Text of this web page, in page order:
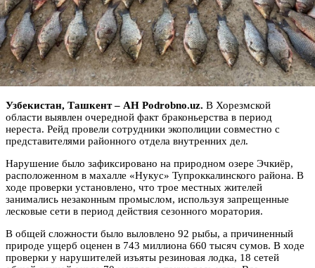
Узбекистан, Ташкент – АН Podrobno.uz. В Хорезмской
области выявлен очередной факт браконьерства в период
нереста. Рейд провели сотрудники экополиции совместно с
представителями районного отдела внутренних дел.
Нарушение было зафиксировано на природном озере Эчкиёр,
расположенном в махалле «Нукус» Тупроккалинского района. В
ходе проверки установлено, что трое местных жителей
занимались незаконным промыслом, используя запрещенные
лесковые сети в период действия сезонного моратория.
В общей сложности было выловлено 92 рыбы, а причиненный
природе ущерб оценен в 743 миллиона 660 тысяч сумов. В ходе
проверки у нарушителей изъяты резиновая лодка, 18 сетей